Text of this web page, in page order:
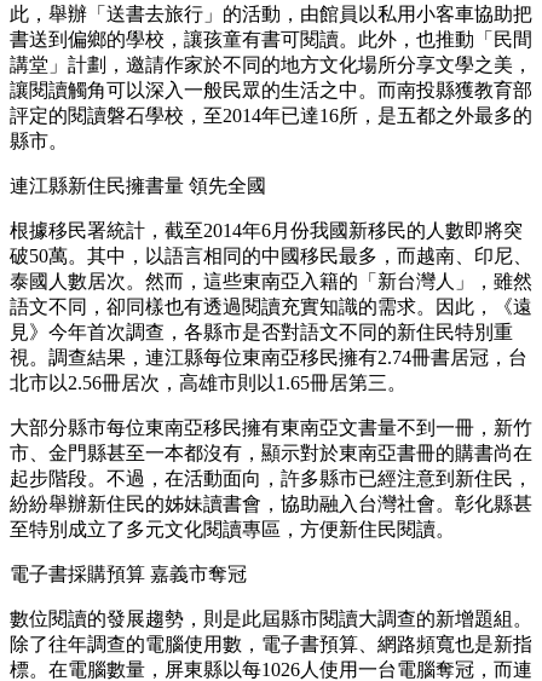
此，舉辦「送書去旅行」的活動，由館員以私用小客車協助把
書送到偏鄉的學校，讓孩童有書可閱讀。此外，也推動「民間
講堂」計劃，邀請作家於不同的地方文化場所分享文學之美，
讓閱讀觸角可以深入一般民眾的生活之中。而南投縣獲教育部
評定的閱讀磐石學校，至2014年已達16所，是五都之外最多的
縣市。
連江縣新住民擁書量 領先全國
根據移民署統計，截至2014年6月份我國新移民的人數即將突
破50萬。其中，以語言相同的中國移民最多，而越南、印尼、
泰國人數居次。然而，這些東南亞入籍的「新台灣人」，雖然
語文不同，卻同樣也有透過閱讀充實知識的需求。因此，《遠
見》今年首次調查，各縣市是否對語文不同的新住民特別重
視。調查結果，連江縣每位東南亞移民擁有2.74冊書居冠，台
北市以2.56冊居次，高雄市則以1.65冊居第三。
大部分縣市每位東南亞移民擁有東南亞文書量不到一冊，新竹
市、金門縣甚至一本都沒有，顯示對於東南亞書冊的購書尚在
起步階段。不過，在活動面向，許多縣市已經注意到新住民，
紛紛舉辦新住民的姊妹讀書會，協助融入台灣社會。彰化縣甚
至特別成立了多元文化閱讀專區，方便新住民閱讀。
電子書採購預算 嘉義市奪冠
數位閱讀的發展趨勢，則是此屆縣市閱讀大調查的新增題組。
除了往年調查的電腦使用數，電子書預算、網路頻寬也是新指
標。在電腦數量，屏東縣以每1026人使用一台電腦奪冠，而連